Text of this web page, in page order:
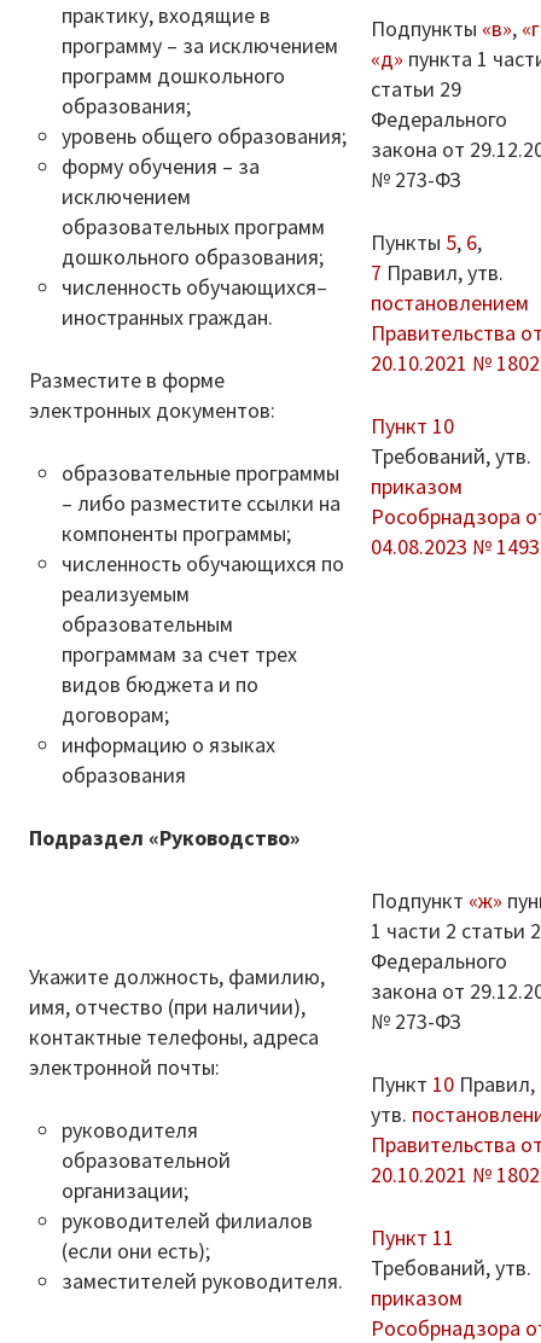
практику, входящие в
программу – за исключением
программ дошкольного
образования;
уровень общего образования;
форму обучения – за
исключением
образовательных программ
дошкольного образования;
численность обучающихся–
иностранных граждан.
Разместите в форме
электронных документов:
образовательные программы
– либо разместите ссылки на
компоненты программы;
численность обучающихся по
реализуемым
образовательным
программам за счет трех
видов бюджета и по
договорам;
информацию о языках
образования
Подпункты «в»,
«д» пункта 1
статьи 29
Федерального
закона от
№ 273-ФЗ
Пункты 5, 6,
7 Правил, утв.
постановлением
Правительства
20.10.2021 № 1802
Пункт 10
Требований, утв.
приказом
Рособрнадзора
04.08.2023 № 1493
Подраздел «Руководство»
Укажите должность, фамилию,
имя, отчество (при наличии),
контактные телефоны, адреса
электронной почты:
руководителя
образовательной
организации;
руководителей филиалов
(если они есть);
заместителей руководителя.
Подпункт «ж»
1 части 2 статьи
Федерального
закона от
№ 273-ФЗ
Пункт 10 Правил,
утв.
Правительства
20.10.2021 № 1802
Пункт 11
Требований, утв.
приказом
Рособрнадзора